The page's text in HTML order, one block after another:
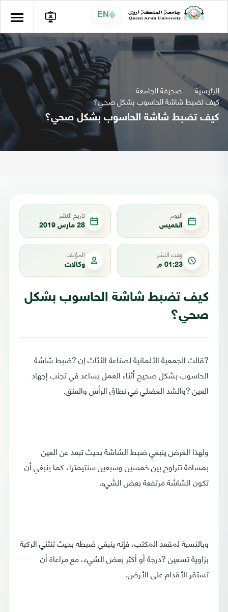
EN
الرئيسية صحيفة الجامعة
كيف تضبط شاشة الحاسوب بشكل صحي؟
كيف تضبط شاشة الحاسوب بشكل صحي؟
اليوم
الخميس
تاريخ النشر
28 مارس 2019
وقت النشر
01:23 م
المؤلف
وكالات
كيف تضبط شاشة الحاسوب بشكل
صحي؟
?قالت الجمعية الألمانية لصناعة الأثاث إن ?ضبط شاشة
الحاسوب بشكل صحيح أثناء العمل يساعد في تجنب إجهاد
العين ?والشد العضلي في نطاق الرأس والعنق.
ولهذا الغرض ينبغي ضبط الشاشة بحيث تبعد عن العين
بمسافة تتراوح بين خمسين وسبعين سنتيمترا، كما ينبغي أن
تكون الشاشة مرتفعة بعض الشيء.
وبالنسبة لمقعد المكتب، فإنه ينبغي ضبطه بحيث تنثني الركبة
بزاوية تسعين ?درجة أو أكثر بعض الشيء، مع مراعاة أن
تستقر الأقدام على الأرض.